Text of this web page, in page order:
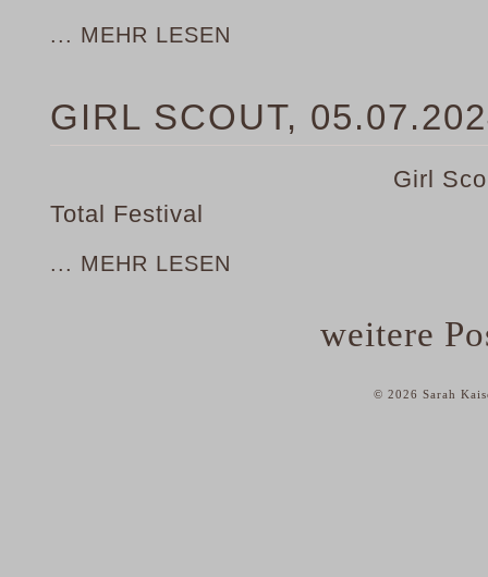
... MEHR LESEN
GIRL SCOUT,
Girl
Total Festival
... MEHR LESEN
weitere
© 2026 Sarah